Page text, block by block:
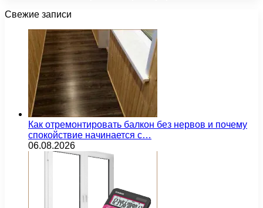
Свежие записи
Как отремонтировать балкон без нервов и почему
спокойствие начинается с…
06.08.2026